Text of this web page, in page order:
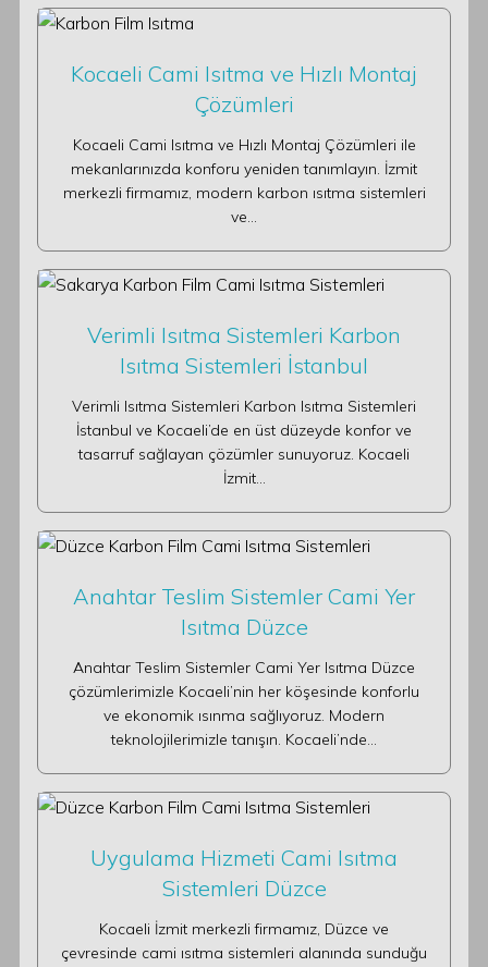
Kocaeli Cami Isıtma ve Hızlı Montaj
Çözümleri
Kocaeli Cami Isıtma ve Hızlı Montaj Çözümleri ile
mekanlarınızda konforu yeniden tanımlayın. İzmit
merkezli firmamız, modern karbon ısıtma sistemleri
ve…
Verimli Isıtma Sistemleri Karbon
Isıtma Sistemleri İstanbul
Verimli Isıtma Sistemleri Karbon Isıtma Sistemleri
İstanbul ve Kocaeli’de en üst düzeyde konfor ve
tasarruf sağlayan çözümler sunuyoruz. Kocaeli
İzmit…
Anahtar Teslim Sistemler Cami Yer
Isıtma Düzce
Anahtar Teslim Sistemler Cami Yer Isıtma Düzce
çözümlerimizle Kocaeli’nin her köşesinde konforlu
ve ekonomik ısınma sağlıyoruz. Modern
teknolojilerimizle tanışın. Kocaeli’nde…
Uygulama Hizmeti Cami Isıtma
Sistemleri Düzce
Kocaeli İzmit merkezli firmamız, Düzce ve
çevresinde cami ısıtma sistemleri alanında sunduğu